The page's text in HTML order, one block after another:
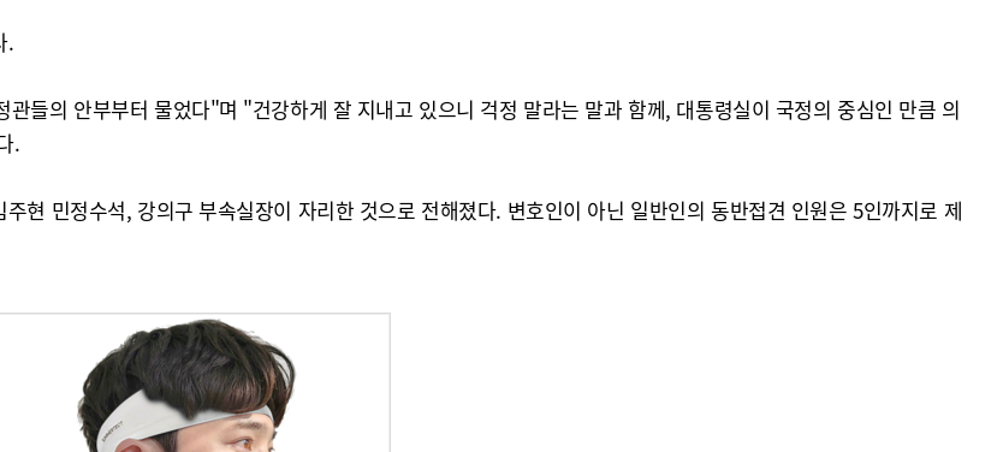
.
들의 안부부터 물었다"며 "건강하게 잘 지내고 있으니 걱정 말라는 말과 함께, 대통령실이 국정의 중심인 만큼 의
.
현 민정수석, 강의구 부속실장이 자리한 것으로 전해졌다. 변호인이 아닌 일반인의 동반접견 인원은 5인까지로 제